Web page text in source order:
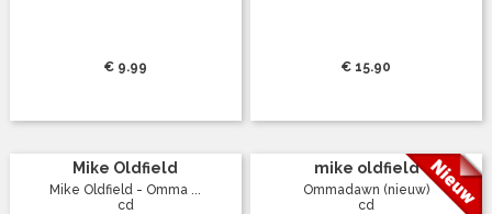
€ 9.99 € 15.90
Mike Oldfield
Mike Oldfield - Omma ...
cd
mike oldfield
Ommadawn (nieuw)
cd